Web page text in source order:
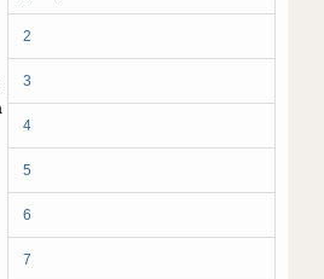
2
3
4
5
6
7